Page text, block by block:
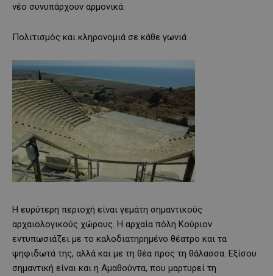
νέο συνυπάρχουν αρμονικά.
Πολιτισμός και κληρονομιά σε κάθε γωνιά
Η ευρύτερη περιοχή είναι γεμάτη σημαντικούς
αρχαιολογικούς χώρους. Η αρχαία πόλη Κούριον
εντυπωσιάζει με το καλοδιατηρημένο θέατρο και τα
ψηφιδωτά της, αλλά και με τη θέα προς τη θάλασσα. Εξίσου
σημαντική είναι και η Αμαθούντα, που μαρτυρεί τη